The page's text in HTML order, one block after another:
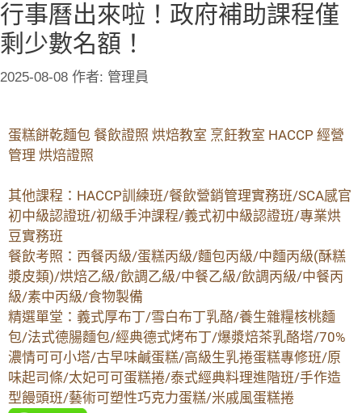
行事曆出來啦！政府補助課程僅
剩少數名額！
2025-08-08 作者: 管理員
蛋糕餅乾麵包 餐飲證照 烘焙教室 烹飪教室 HACCP 經營
管理 烘焙證照
其他課程：HACCP訓練班/餐飲營銷管理實務班/SCA感官
初中級認證班/初級手沖課程/義式初中級認證班/專業烘
豆實務班
餐飲考照：西餐丙級/蛋糕丙級/麵包丙級/中麵丙級(酥糕
漿皮類)/烘焙乙級/飲調乙級/中餐乙級/飲調丙級/中餐丙
級/素中丙級/食物製備
精選單堂：義式厚布丁/雪白布丁乳酪/養生雜糧核桃麵
包/法式德腸麵包/經典德式烤布丁/爆漿焙茶乳酪塔/70%
濃情可可小塔/古早味鹹蛋糕/高級生乳捲蛋糕專修班/原
味起司條/太妃可可蛋糕捲/泰式經典料理進階班/手作造
型饅頭班/藝術可塑性巧克力蛋糕/米戚風蛋糕捲